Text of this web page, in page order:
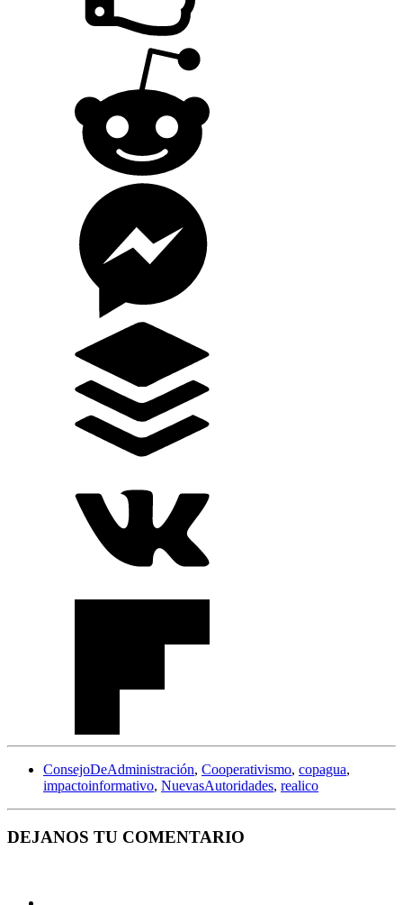
ConsejoDeAdministración, Cooperativismo, copagua,
impactoinformativo, NuevasAutoridades, realico
DEJANOS TU COMENTARIO